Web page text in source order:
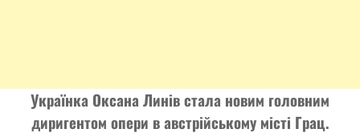
Українка Оксана Линівстала новим головним
диригентом опери в австрійському місті Грац.